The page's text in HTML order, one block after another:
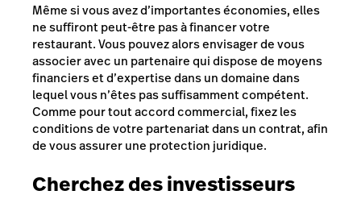
Même si vous avez d’importantes économies, elles
ne suffiront peut-être pas à financer votre
restaurant. Vous pouvez alors envisager de vous
associer avec un partenaire qui dispose de moyens
financiers et d’expertise dans un domaine dans
lequel vous n’êtes pas suffisamment compétent.
Comme pour tout accord commercial, fixez les
conditions de votre partenariat dans un contrat, afin
de vous assurer une protection juridique.
Cherchez des investisseurs